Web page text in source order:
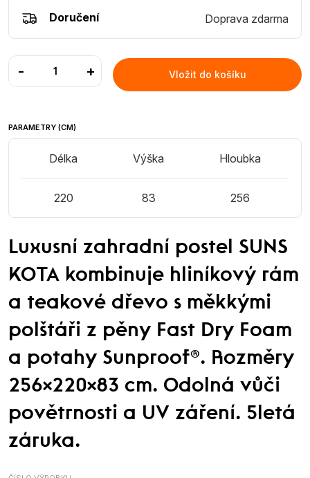
Doručení Doprava zdarma
- + Vložit do košíku
PARAMETRY (CM)
Délka
220
Výška
83
Hloubka
256
Luxusní zahradní postel SUNS
KOTA kombinuje hliníkový rám
a teakové dřevo s měkkými
polštáři z pěny Fast Dry Foam
a potahy Sunproof®. Rozměry
256×220×83 cm. Odolná vůči
povětrnosti a UV záření. 5letá
záruka.